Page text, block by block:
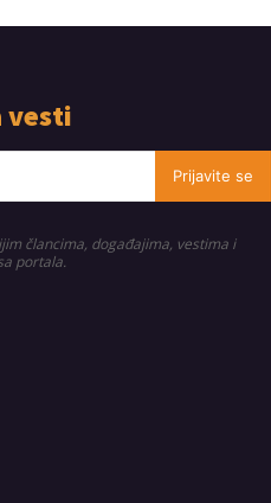
vesti
Prijavite se
člancima, događajima, vestima i
portala.